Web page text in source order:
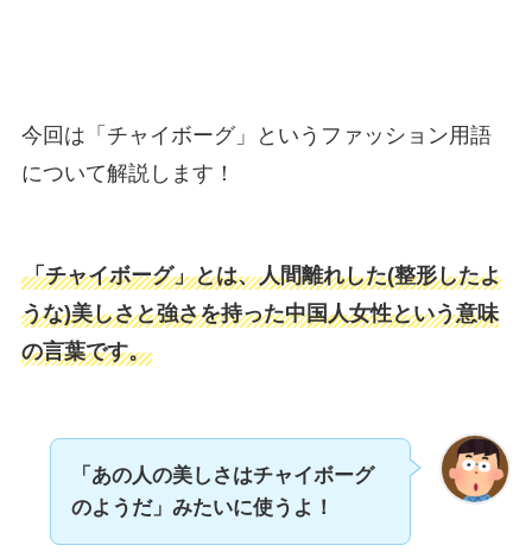
今回は「チャイボーグ」というファッション用語
について解説します！
「チャイボーグ」とは、人間離れした(整形したよ
うな)美しさと強さを持った中国人女性という意味
の言葉です。
「あの人の美しさはチャイボーグ
のようだ」みたいに使うよ！